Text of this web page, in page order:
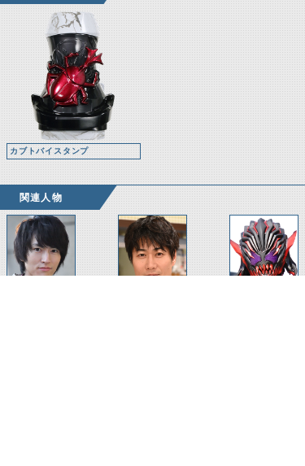
カブトバイスタンプ
関連人物